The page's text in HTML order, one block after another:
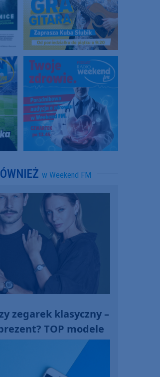
w Weekend FM
zegarek klasyczny –
TOP modele